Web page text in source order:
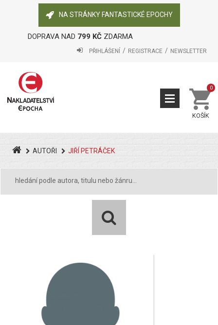
NA STRÁNKY FANTASTICKÉ EPOCHY
DOPRAVA NAD 799 KČZDARMA
PŘIHLÁŠENÍ REGISTRACE NEWSLETTER
KOŠÍK
0
AUTOŘI JIŘÍ PETRÁČEK